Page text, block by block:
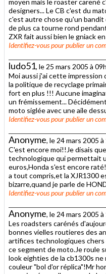
designers... Le CB c'est du
c'est autre chose qu'un
de plus ca tourne rond
ZXR fait aussi bien le gniack
Identifiez-vouspour publier un
ludo51, le 25 mars 2005 à
Moi aussi j'ai cette impression
la politique de recyclage
fort en plus !!! Aucune
un frémissement...
moto siglée avec une aile
Identifiez-vouspour publier un
Anonyme, le 24 mars 2005
C'est encore moi!!Je disais
technologique qui permettait
euros,Honda s'est encore
a tout compris,et la XJR1300
bizarre,quand je parle de
Identifiez-vouspour publier un
Anonyme, le 24 mars 2005
Les roadsters carénés
bonnes vielles routieres des
artifices technologiques
ce segment de moto.Je roule
look eighties de la cb1300s ne
couleur "bol d'or réplica"!Mr